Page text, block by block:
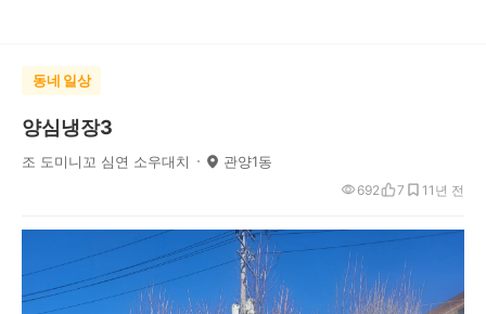
동네 일상
양심냉장3
조 도미니꼬 심연 소우대치 관양1동
1년 전
692 7 1